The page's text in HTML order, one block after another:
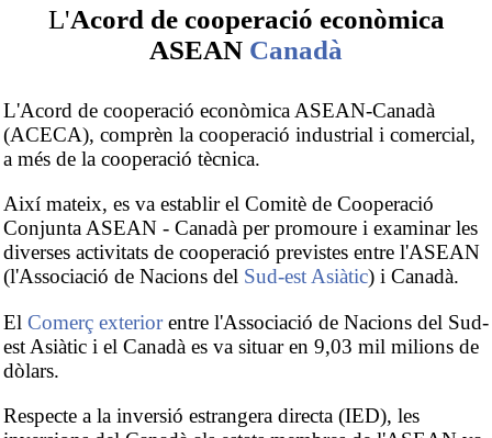
L'Acord de cooperació econòmica
ASEAN Canadà
L'Acord de cooperació econòmica ASEAN-Canadà
(ACECA), comprèn la cooperació industrial i comercial,
a més de la cooperació tècnica.
Així mateix, es va establir el Comitè de Cooperació
Conjunta ASEAN - Canadà per promoure i examinar les
diverses activitats de cooperació previstes entre l'ASEAN
(l'Associació de Nacions del Sud-est Asiàtic) i Canadà.
El Comerç exteriorentre l'Associació de Nacions del Sud-
est Asiàtic i el Canadà es va situar en 9,03 mil milions de
dòlars.
Respecte a la inversió estrangera directa (IED), les